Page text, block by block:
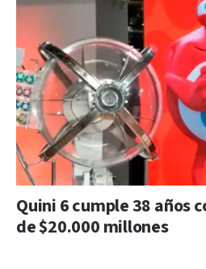
Quini 6 cumple 38 años
de $20.000 millones